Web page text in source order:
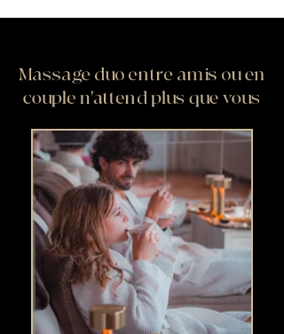
Massage duo entre amis ou en
couple n'attend plus que vous